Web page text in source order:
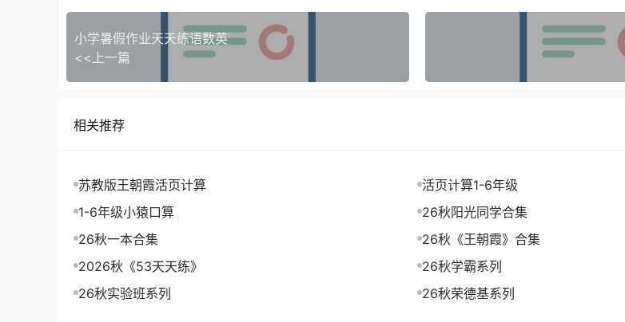
小学暑假作业天天练语数英
<<上一篇
相关推荐
苏教版王朝霞活页计算
活页计算1-6年级
1-6年级小猿口算
26秋阳光同学合集
26秋一本合集
26秋《王朝霞》合集
2026秋《53天天练》
26秋学霸系列
26秋实验班系列
26秋荣德基系列